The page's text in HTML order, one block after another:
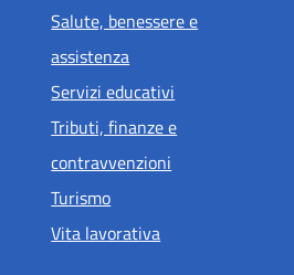
Salute, benessere e
assistenza
Servizi educativi
Tributi, finanze e
contravvenzioni
Turismo
Vita lavorativa